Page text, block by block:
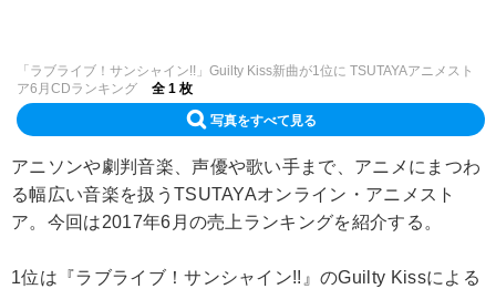
「ラブライブ！サンシャイン!!」Guilty Kiss新曲が1位に TSUTAYAアニメスト
ア6月CDランキング
全 1 枚
写真をすべて見る
アニソンや劇判音楽、声優や歌い手まで、アニメにまつわ
る幅広い音楽を扱うTSUTAYAオンライン・アニメスト
ア。今回は2017年6月の売上ランキングを紹介する。
1位は『ラブライブ！サンシャイン!!』のGuilty Kissによる